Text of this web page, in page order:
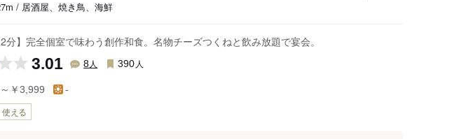
/ 居酒屋、焼き鳥、海鮮
2分】完全個室で味わう創作和食。名物チーズつくねと飲み放題で宴会。
3.01 8人 390 人
￥3,999 -
える